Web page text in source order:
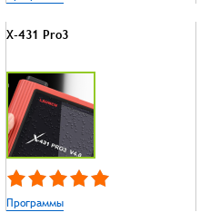
X-431 Pro3
Программы